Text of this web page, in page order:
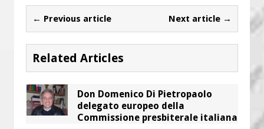
← Previous article Next article →
Related Articles
Don Domenico Di Pietropaolo
delegato europeo della
Commissione presbiterale italiana